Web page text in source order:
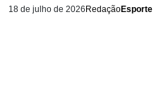
18 de julho de 2026RedaçãoEsporte